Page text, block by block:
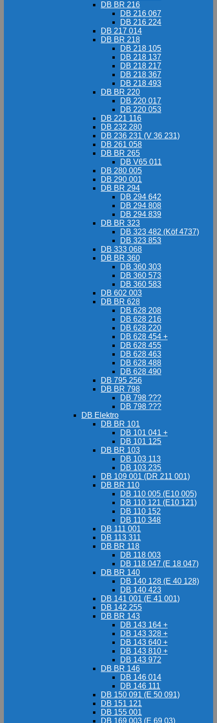
DB BR 216
DB 216 067
DB 216 224
DB 217 014
DB BR 218
DB 218 105
DB 218 137
DB 218 217
DB 218 367
DB 218 493
DB BR 220
DB 220 017
DB 220 053
DB 221 116
DB 232 280
DB 236 231 (V 36 231)
DB 261 058
DB BR 265
DB V65 011
DB 280 005
DB 290 001
DB BR 294
DB 294 642
DB 294 808
DB 294 839
DB BR 323
DB 323 482 (Köf 4737)
DB 323 853
DB 333 068
DB BR 360
DB 360 303
DB 360 573
DB 360 583
DB 602 003
DB BR 628
DB 628 208
DB 628 216
DB 628 220
DB 628 454 +
DB 628 455
DB 628 463
DB 628 488
DB 628 490
DB 795 256
DB BR 798
DB 798 ???
DB 798 ???
DB Elektro
DB BR 101
DB 101 041 +
DB 101 125
DB BR 103
DB 103 113
DB 103 235
DB 109 001 (DR 211 001)
DB BR 110
DB 110 005 (E10 005)
DB 110 121 (E10 121)
DB 110 152
DB 110 348
DB 111 001
DB 113 311
DB BR 118
DB 118 003
DB 118 047 (E 18 047)
DB BR 140
DB 140 128 (E 40 128)
DB 140 423
DB 141 001 (E 41 001)
DB 142 255
DB BR 143
DB 143 164 +
DB 143 328 +
DB 143 640 +
DB 143 810 +
DB 143 972
DB BR 146
DB 146 014
DB 146 111
DB 150 091 (E 50 091)
DB 151 121
DB 155 001
DB 169 003 (E 69 03)